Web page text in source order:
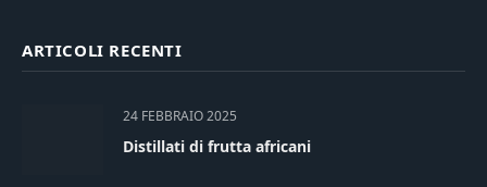
ARTICOLI RECENTI
24 FEBBRAIO 2025
Distillati di frutta africani